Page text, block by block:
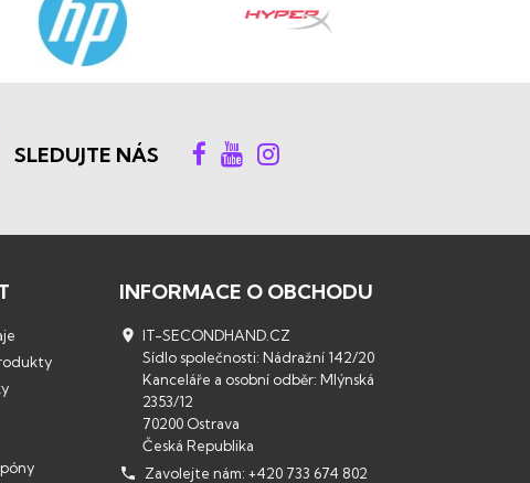
SLEDUJTE NÁS
INFORMACE O OBCHODU
 IT-SECONDHAND.CZ
Sídlo společnosti: Nádražní 142/20
Kanceláře a osobní odběr: Mlýnská
2353/12
70200 Ostrava
Česká Republika

Zavolejte nám: +420 733 674 802